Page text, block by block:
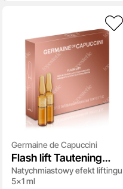
Germaine de Capuccini
Flash lift Tautening
Serum
Natychmiastowy efekt liftingu
5x1 ml